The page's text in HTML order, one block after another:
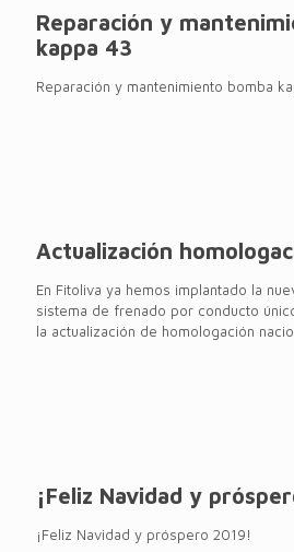
Reparación y
kappa 43
Reparación y mantenimiento bomba
Actualización
En Fitoliva ya hemos implantado la
sistema de frenado por conducto
la actualización de homologación
¡Feliz Navidad y
¡Feliz Navidad y próspero 2019!